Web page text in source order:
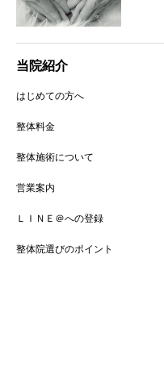
当院紹介
はじめての方へ
整体料金
整体施術について
営業案内
ＬＩＮＥ＠への登録
整体院選びのポイント